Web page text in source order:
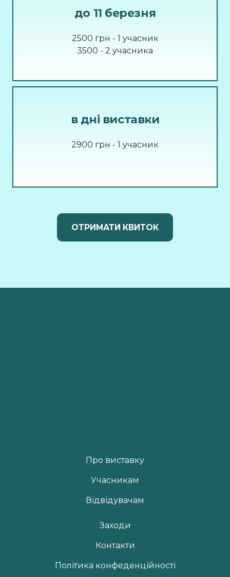
до 11 березня
2500 грн - 1 учасник
3500 - 2 учасника
в дні виставки
2900 грн - 1 учасник
ОТРИМАТИ КВИТОК
Про виставку
Учасникам
Відвідувачам
Заходи
Контакти
Політика конфеденційності